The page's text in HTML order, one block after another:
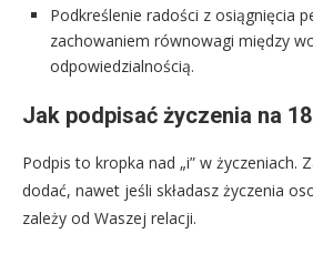
Podkreślenie radości z osiągnięcia
zachowaniem równowagi między
odpowiedzialnością.
Jak podpisać życzenia na
Podpis to kropka nad „i” w życzeniach.
dodać, nawet jeśli składasz życzenia
zależy od Waszej relacji.